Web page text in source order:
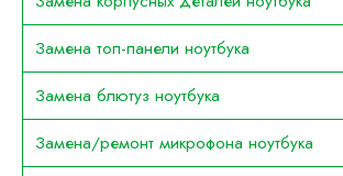
Замена топ-панели ноутбука
Замена блютуз ноутбука
Замена/ремонт микрофона ноутбука